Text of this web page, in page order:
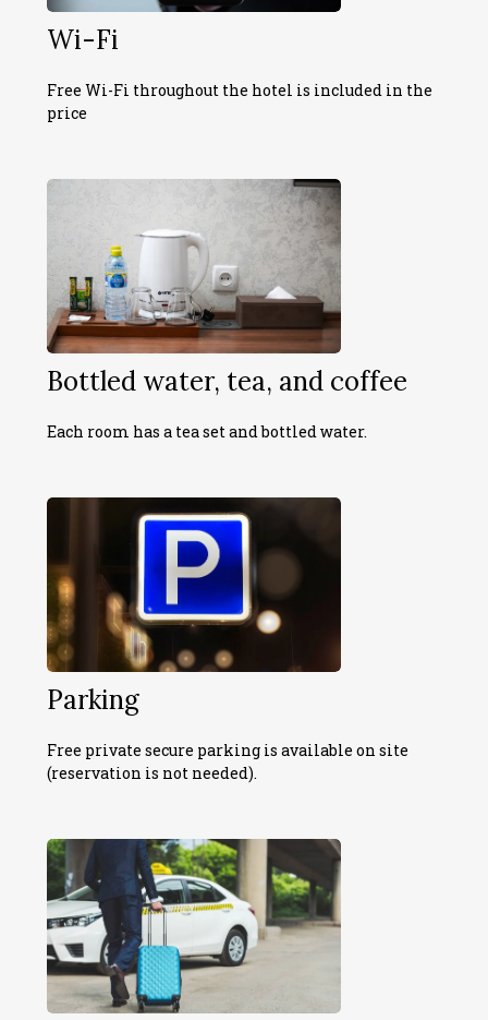
Wi-Fi
Free Wi-Fi throughout the hotel is included in the
price
Bottled water, tea, and coffee
Each room has a tea set and bottled water.
Parking
Free private secure parking is available on site
(reservation is not needed).